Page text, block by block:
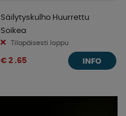
Säilytyskulho Huurrettu
Soikea
Tilapäisesti loppu
€ 2 .65 INFO